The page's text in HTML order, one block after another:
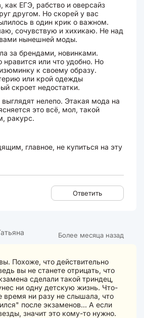
как ЕГЭ, рабство и оверсайз
другом. Но скорей у вас
в один крик о важном.
сочувствую и хихикаю. Не над
нынешней моды.
за брендами, новинками.
нравится или что удобно. Но
к своему образу.
или крой одежды
скроет недостатки.
нелепо. Этакая мода на
это всё, мол, такой
ракурс.
главное, не купиться на эту
Ответить
Более месяца назад
Похоже, что действительно
вы не станете отрицать, что
сделали такой триндец,
ни одну детскую жизнь. Что-
время ни разу не слышала, что
после экзаменов... А если
значит это кому-то нужно.